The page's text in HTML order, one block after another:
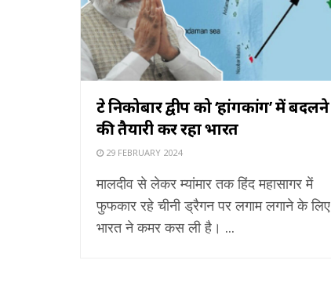
ग्रेट निकोबार द्वीप को ‘हांगकांग’ में बदलने
की तैयारी कर रहा भारत
29 FEBRUARY 2024
मालदीव से लेकर म्‍यांमार तक हिंद महासागर में
फुफकार रहे चीनी ड्रैगन पर लगाम लगाने के लिए
भारत ने कमर कस ली है। ...